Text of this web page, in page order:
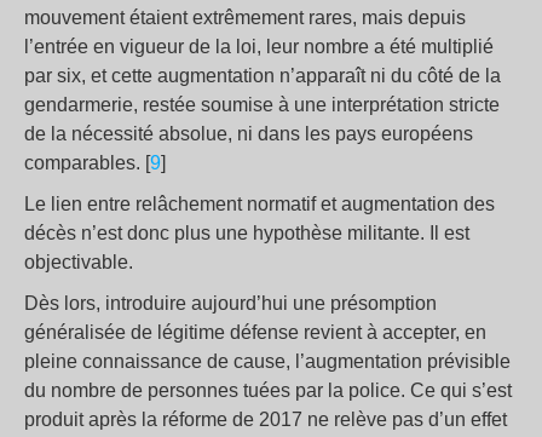
mouvement étaient extrêmement rares, mais depuis
l’entrée en vigueur de la loi, leur nombre a été multiplié
par six, et cette augmentation n’apparaît ni du côté de la
gendarmerie, restée soumise à une interprétation stricte
de la nécessité absolue, ni dans les pays européens
comparables. [9]
Le lien entre relâchement normatif et augmentation des
décès n’est donc plus une hypothèse militante. Il est
objectivable.
Dès lors, introduire aujourd’hui une présomption
généralisée de légitime défense revient à accepter, en
pleine connaissance de cause, l’augmentation prévisible
du nombre de personnes tuées par la police. Ce qui s’est
produit après la réforme de 2017 ne relève pas d’un effet